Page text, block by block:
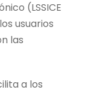
(LSSICE
usuarios
las
a los